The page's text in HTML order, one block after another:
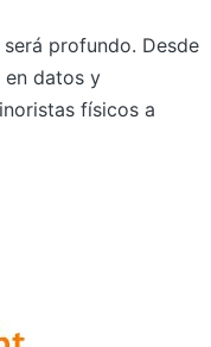
profundo. Desde
en datos y
físicos a